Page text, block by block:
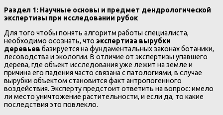
Раздел 1: Научные основы и предмет дендрологической
экспертизы при исследовании рубок
Для того чтобы понять алгоритм работы специалиста,
необходимо осознать, что экспертиза вырубки
деревьев базируется на фундаментальных законах ботаники,
лесоводства и экологии. В отличие от экспертизы упавшего
дерева, где объект исследования уже лежит на земле и
причина его падения часто связана с патологиями, в случае
вырубки объектом становится факт антропогенного
воздействия. Эксперту предстоит ответить на вопрос: имело
ли место уничтожение растительности, и если да, то какие
последствия это повлекло.